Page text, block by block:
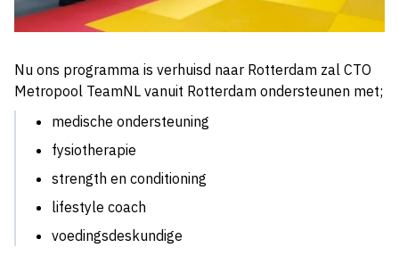
Nu ons programma is verhuisd naar Rotterdam zal CTO
Metropool TeamNL vanuit Rotterdam ondersteunen met;
medische ondersteuning
fysiotherapie
strength en conditioning
lifestyle coach
voedingsdeskundige